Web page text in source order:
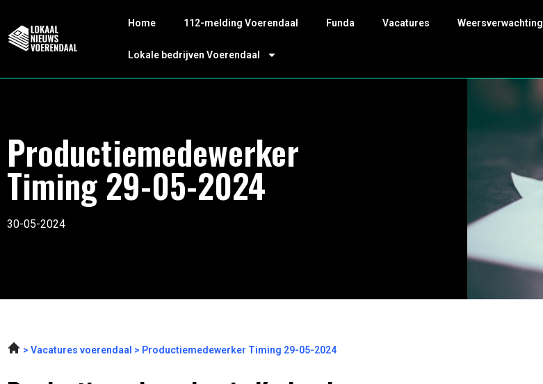
Home 112-melding Voerendaal Funda Vacatures Weersverwachting
Lokale bedrijven Voerendaal
Productiemedewerker
Timing 29-05-2024
30-05-2024
Vacatures voerendaal Productiemedewerker Timing 29-05-2024